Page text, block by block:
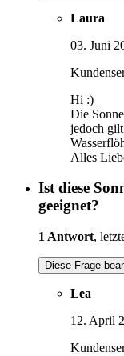
Laura
03. Juni
Hi :)
Die
jedoch
Alles
Ist diese
geeignet?
1 Antwort,
Diese Frage
Lea
12. April